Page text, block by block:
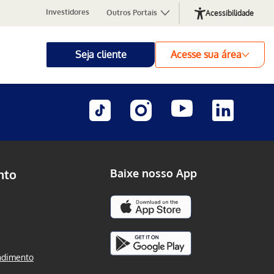
Investidores Outros Portais Acessibilidade
Seja cliente Acesse sua área
Baixe nosso App